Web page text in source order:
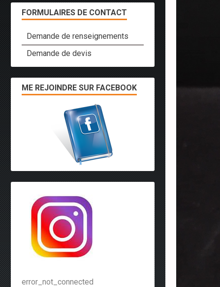
FORMULAIRES DE CONTACT
Demande de renseignements
Demande de devis
ME REJOINDRE SUR FACEBOOK
error_not_connected